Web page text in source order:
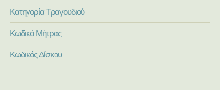
Κατηγορία Τραγουδιού
Κωδικό Μήτρας
Κωδικός Δίσκου